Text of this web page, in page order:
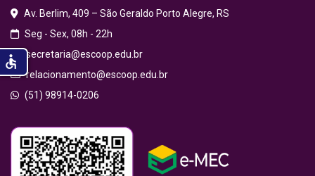
Av. Berlim, 409 – São Geraldo Porto Alegre, RS
Seg - Sex, 08h - 22h
secretaria@escoop.edu.br
relacionamento@escoop.edu.br
(51) 98914-0206
accessible